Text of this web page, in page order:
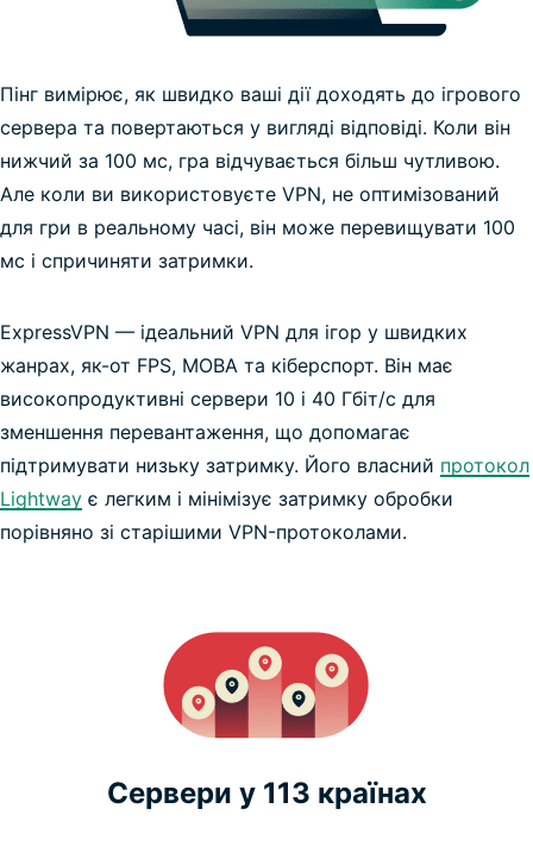
Пінг вимірює, як швидко ваші дії доходять до ігрового
сервера та повертаються у вигляді відповіді. Коли він
нижчий за 100 мс, гра відчувається більш чутливою.
Але коли ви використовуєте VPN, не оптимізований
для гри в реальному часі, він може перевищувати 100
мс і спричиняти затримки.
ExpressVPN — ідеальний VPN для ігор у швидких
жанрах, як-от FPS, MOBA та кіберспорт. Він має
високопродуктивні сервери 10 і 40 Гбіт/с для
зменшення перевантаження, що допомагає
підтримувати низьку затримку. Його власний протокол
Lightway є легким і мінімізує затримку обробки
порівняно зі старішими VPN-протоколами.
найшвидше VPN-з’єднання
Pokémon GO
Сервери у 113 країнах